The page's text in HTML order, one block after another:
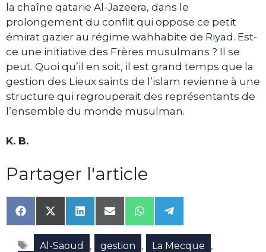
la chaîne qatarie Al-Jazeera, dans le
prolongement du conflit qui oppose ce petit
émirat gazier au régime wahhabite de Riyad. Est-
ce une initiative des Frères musulmans ? Il se
peut. Quoi qu’il en soit, il est grand temps que la
gestion des Lieux saints de l’islam revienne à une
structure qui regrouperait des représentants de
l’ensemble du monde musulman.
K. B.
Partager l'article
Share
on
Facebook
Share
on
X
(Twitter)
Share
on
LinkedIn
Share
on
Email
Share
on
WhatsApp
Share
on
Telegram
Étiquettes
Al-Saoud , gestion , La Mecque ,